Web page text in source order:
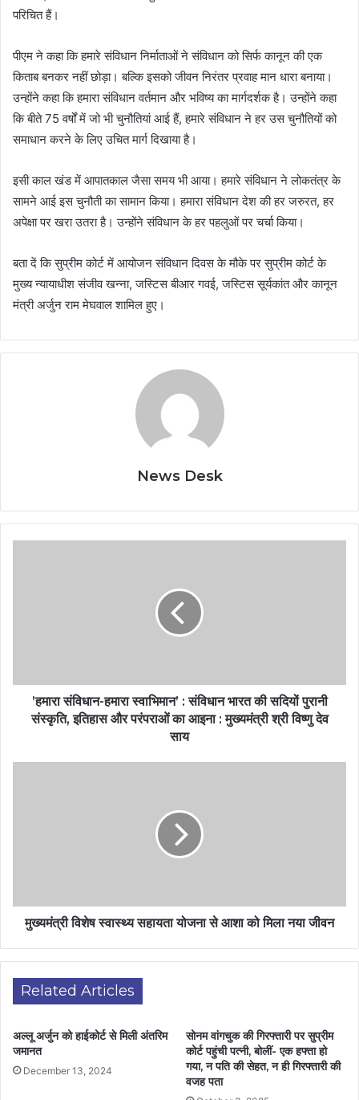
परिचित हैं।
पीएम ने कहा कि हमारे संविधान निर्माताओं ने संविधान को सिर्फ कानून की एक
किताब बनकर नहीं छोड़ा। बल्कि इसको जीवन निरंतर प्रवाह मान धारा बनाया।
उन्होंने कहा कि हमारा संविधान वर्तमान और भविष्य का मार्गदर्शक है। उन्होंने कहा
कि बीते 75 वर्षों में जो भी चुनौतियां आई हैं, हमारे संविधान ने हर उस चुनौतियों को
समाधान करने के लिए उचित मार्ग दिखाया है।
इसी काल खंड में आपातकाल जैसा समय भी आया। हमारे संविधान ने लोकतंत्र के
सामने आई इस चुनौती का सामान किया। हमारा संविधान देश की हर जरुरत, हर
अपेक्षा पर खरा उतरा है। उन्होंने संविधान के हर पहलुओं पर चर्चा किया।
बता दें कि सुप्रीम कोर्ट में आयोजन संविधान दिवस के मौके पर सुप्रीम कोर्ट के
मुख्य न्यायाधीश संजीव खन्ना, जस्टिस बीआर गवई, जस्टिस सूर्यकांत और कानून
मंत्री अर्जुन राम मेघवाल शामिल हुए।
News Desk
’हमारा संविधान-हमारा स्वाभिमान’ : संविधान भारत की सदियों पुरानी
संस्कृति, इतिहास और परंपराओं का आइना : मुख्यमंत्री श्री विष्णु देव
साय
मुख्यमंत्री विशेष स्वास्थ्य सहायता योजना से आशा को मिला नया जीवन
Related Articles
अल्लू अर्जुन को हाईकोर्ट से मिली अंतरिम
जमानत
December 13, 2024
सोनम वांगचुक की गिरफ्तारी पर सुप्रीम
कोर्ट पहुंची पत्नी, बोलीं- एक हफ्ता हो
गया, न पति की सेहत, न ही गिरफ्तारी की
वजह पता